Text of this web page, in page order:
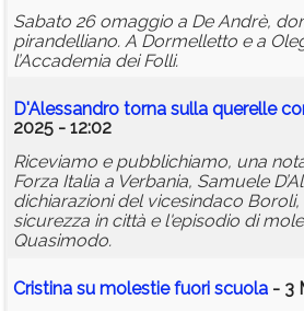
Sabato 26 omaggio a De Andrè,
pirandelliano. A Dormelletto e a
l’Accademia dei Folli.
D'Alessandro torna sulla querelle
2025 - 12:02
Riceviamo e pubblichiamo, una
Forza Italia a Verbania, Samuele
dichiarazioni del vicesindaco
sicurezza in città e l'episodio di
Quasimodo.
Cristina su molestie fuori scuola - 3